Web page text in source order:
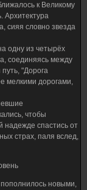
к Великому
Архитектура
сияя словно звезда
одну из четырёх
соединяясь между
"Дорога
мелкими дорогами,
чтобы
надежде спастись от
страх, паля вслед,
новыми,